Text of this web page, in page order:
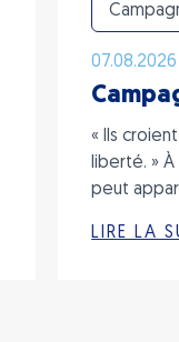
07.08.2026
« Ils
liberté. »
peut
LIRE LA